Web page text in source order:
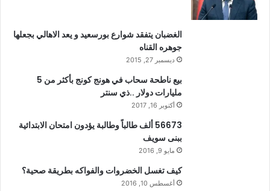
الغضبان يتفقد شوارع بورسعيد و يعد الاهالي بجعلها
جوهره القناه
ديسمبر 27, 2015
بيع ناطحة سحاب في هونج كونج بأكثر من 5
مليارات دولار ..ذي سنتر
أكتوبر 16, 2017
56673 ألف طالباً وطالبة يؤدون امتحان الابتدائية
ببنى سويف
مايو 9, 2016
كيف تغسل الخضروات والفواكه بطريقة صحية؟
أغسطس 10, 2016